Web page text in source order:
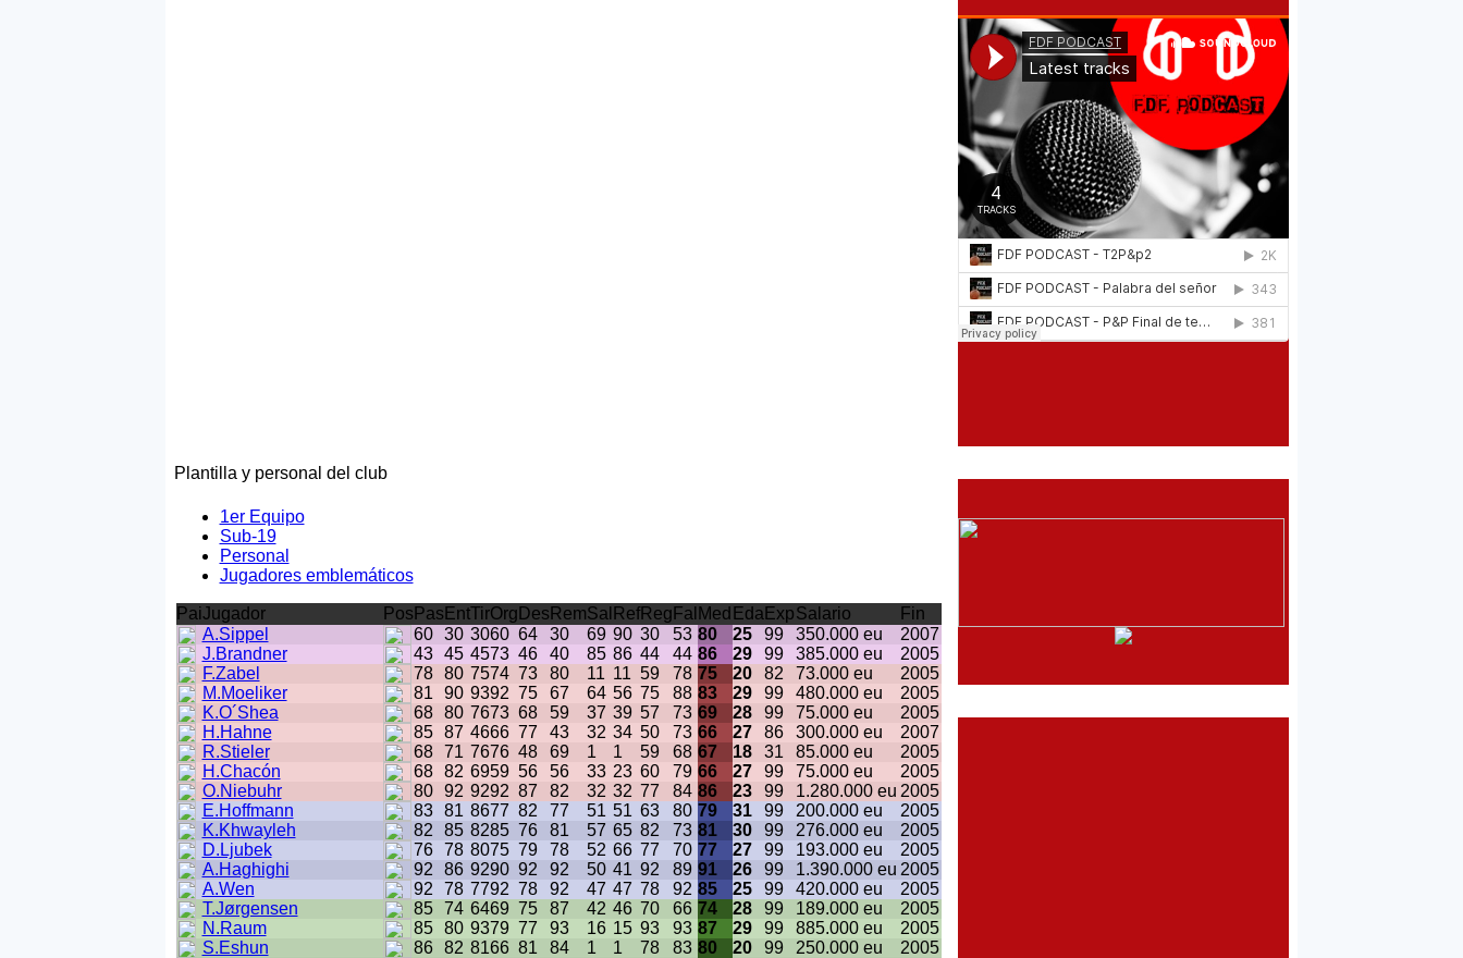
Plantilla y personal del club
1er Equipo
Sub-19
Personal
Jugadores emblemáticos
PaiJugador Pos Pas EntTirOrg Des RemSal RefReg Fal Med Eda ExpSalario
Fin
A.Sippel
60 30 3060 64 30 69 90 30 53 80 25 99 350.000 eu
2007
J.Brandner
43 45 4573 46 40 85 86 44 44 86 29 99 385.000 eu
2005
F.Zabel
78 80 7574 73 80 11 11 59 78 75 20 82 73.000 eu
2005
M.Moeliker
81 90 9392 75 67 64 56 75 88 83 29 99 480.000 eu
2005
K.O´Shea
68 80 7673 68 59 37 39 57 73 69 28 99 75.000 eu
2005
H.Hahne
85 87 4666 77 43 32 34 50 73 66 27 86 300.000 eu
2007
R.Stieler
68 71 7676 48 69 1 1 59 68 67 18 31 85.000 eu
2005
H.Chacón
68 82 6959 56 56 33 23 60 79 66 27 99 75.000 eu
2005
O.Niebuhr
80 92 9292 87 82 32 32 77 84 86 23 99 1.280.000 eu 2005
E.Hoffmann
83 81 8677 82 77 51 51 63 80 79 31 99 200.000 eu
2005
K.Khwayleh
82 85 8285 76 81 57 65 82 73 81 30 99 276.000 eu
2005
D.Ljubek
76 78 8075 79 78 52 66 77 70 77 27 99 193.000 eu
2005
A.Haghighi
92 86 9290 92 92 50 41 92 89 91 26 99 1.390.000 eu 2005
A.Wen
92 78 7792 78 92 47 47 78 92 85 25 99 420.000 eu
2005
T.Jørgensen
85 74 6469 75 87 42 46 70 66 74 28 99 189.000 eu
2005
N.Raum
85 80 9379 77 93 16 15 93 93 87 29 99 885.000 eu
2005
S.Eshun
86 82 8166 81 84 1 1 78 83 80 20 99 250.000 eu
2005